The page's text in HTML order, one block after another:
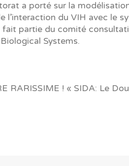
a porté sur la
l’interaction du VIH avec le
fait partie du comité
Systems.
RARISSIME ! « SIDA: Le